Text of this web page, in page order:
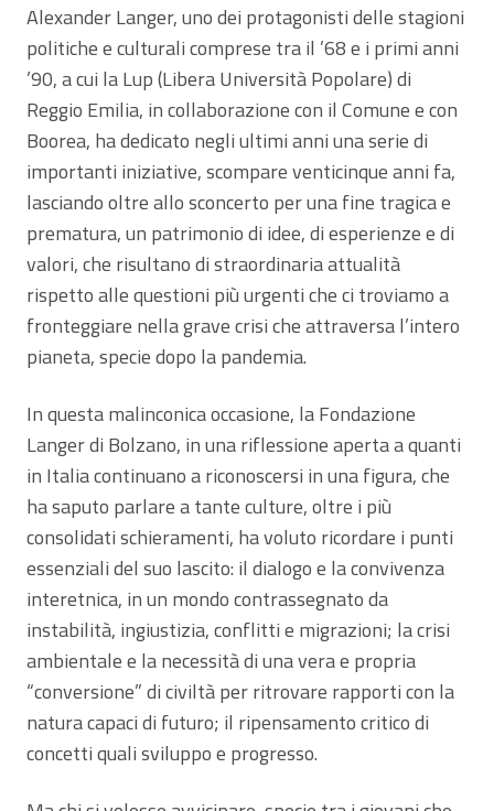
Alexander Langer, uno dei protagonisti delle stagioni
politiche e culturali comprese tra il ’68 e i primi anni
’90, a cui la Lup (Libera Università Popolare) di
Reggio Emilia, in collaborazione con il Comune e con
Boorea, ha dedicato negli ultimi anni una serie di
importanti iniziative, scompare venticinque anni fa,
lasciando oltre allo sconcerto per una fine tragica e
prematura, un patrimonio di idee, di esperienze e di
valori, che risultano di straordinaria attualità
rispetto alle questioni più urgenti che ci troviamo a
fronteggiare nella grave crisi che attraversa l’intero
pianeta, specie dopo la pandemia.
In questa malinconica occasione, la Fondazione
Langer di Bolzano, in una riflessione aperta a quanti
in Italia continuano a riconoscersi in una figura, che
ha saputo parlare a tante culture, oltre i più
consolidati schieramenti, ha voluto ricordare i punti
essenziali del suo lascito: il dialogo e la convivenza
interetnica, in un mondo contrassegnato da
instabilità, ingiustizia, conflitti e migrazioni; la crisi
ambientale e la necessità di una vera e propria
“conversione” di civiltà per ritrovare rapporti con la
natura capaci di futuro; il ripensamento critico di
concetti quali sviluppo e progresso.